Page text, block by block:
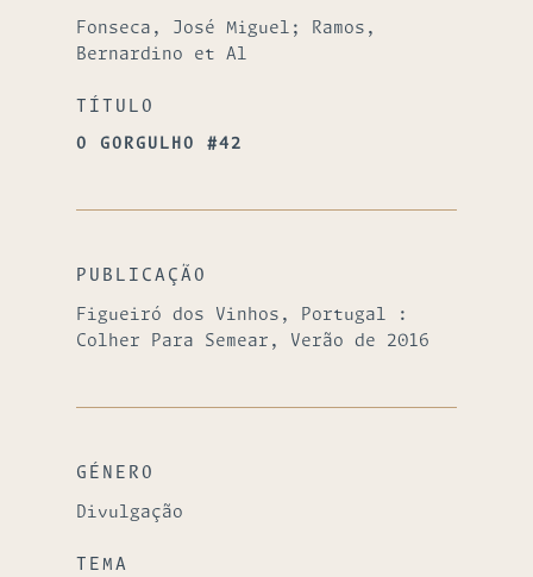
Fonseca, José Miguel; Ramos,
Bernardino et Al
TÍTULO
O GORGULHO #42
PUBLICAÇÃO
Figueiró dos Vinhos, Portugal :
Colher Para Semear, Verão de 2016
GÉNERO
Divulgação
TEMA